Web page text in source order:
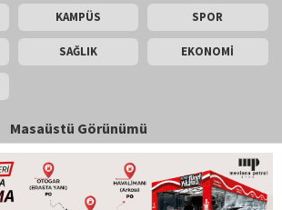
KAMPÜS SPOR
SAĞLIK EKONOMİ
Masaüstü Görünümü
İletişim
Copyright © 2026 Gün Haber